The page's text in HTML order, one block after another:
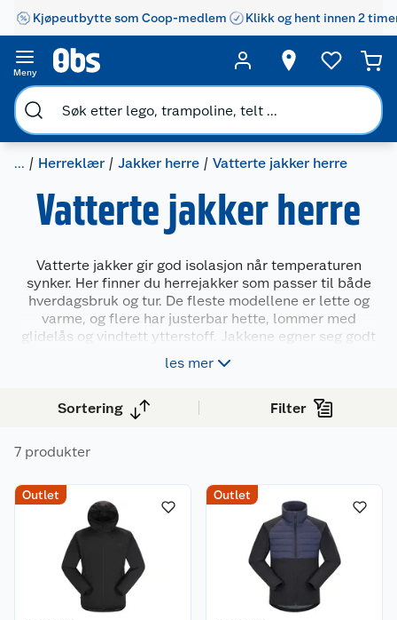
Kjøpeutbytte som Coop-medlem Klikk og hent innen 2
Meny
... Herreklær Jakker herre Vatterte jakker herre
Vatterte jakker herre
Vatterte jakker gir god isolasjon når temperaturen
synker. Her finner du herrejakker som passer til både
hverdagsbruk og tur. De fleste modellene er lette og
varme, og flere har justerbar hette, lommer med
glidelås og vindtett ytterstoff. Jakkene egner seg godt
til bruk alene på milde vinterdager, eller som
mellomlag under en skalljakke i røffere vær. Et
les mer
Sortering Filter
7 produkter
Outlet Outlet